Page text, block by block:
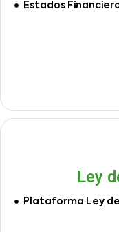
Estados
Ley
Plataforma Ley